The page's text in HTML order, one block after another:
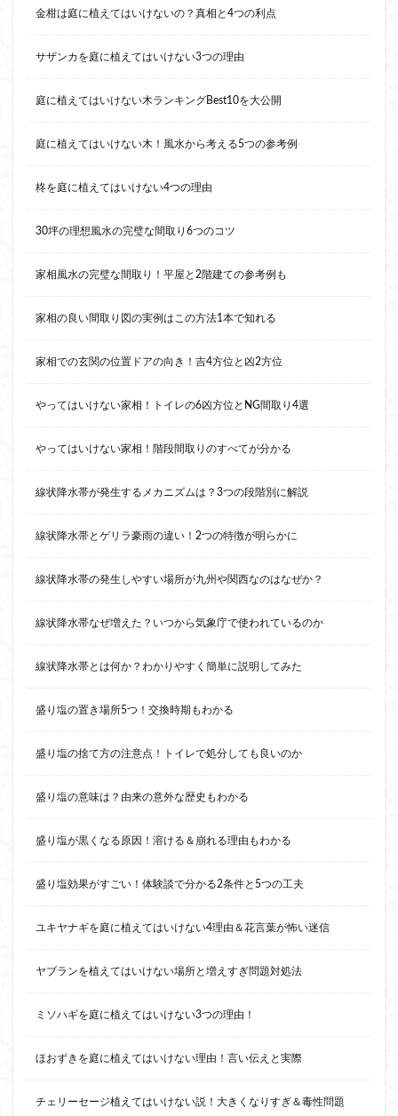
金柑は庭に植えてはいけないの？真相と4つの利点
サザンカを庭に植えてはいけない3つの理由
庭に植えてはいけない木ランキングBest10を大公開
庭に植えてはいけない木！風水から考える5つの参考例
柊を庭に植えてはいけない4つの理由
30坪の理想風水の完璧な間取り6つのコツ
家相風水の完璧な間取り！平屋と2階建ての参考例も
家相の良い間取り図の実例はこの方法1本で知れる
家相での玄関の位置ドアの向き！吉4方位と凶2方位
やってはいけない家相！トイレの6凶方位とNG間取り4選
やってはいけない家相！階段間取りのすべてが分かる
線状降水帯が発生するメカニズムは？3つの段階別に解説
線状降水帯とゲリラ豪雨の違い！2つの特徴が明らかに
線状降水帯の発生しやすい場所が九州や関西なのはなぜか？
線状降水帯なぜ増えた？いつから気象庁で使われているのか
線状降水帯とは何か？わかりやすく簡単に説明してみた
盛り塩の置き場所5つ！交換時期もわかる
盛り塩の捨て方の注意点！トイレで処分しても良いのか
盛り塩の意味は？由来の意外な歴史もわかる
盛り塩が黒くなる原因！溶ける＆崩れる理由もわかる
盛り塩効果がすごい！体験談で分かる2条件と5つの工夫
ユキヤナギを庭に植えてはいけない4理由＆花言葉が怖い迷信
ヤブランを植えてはいけない場所と増えすぎ問題対処法
ミソハギを庭に植えてはいけない3つの理由！
ほおずきを庭に植えてはいけない理由！言い伝えと実際
チェリーセージ植えてはいけない説！大きくなりすぎ＆毒性問題